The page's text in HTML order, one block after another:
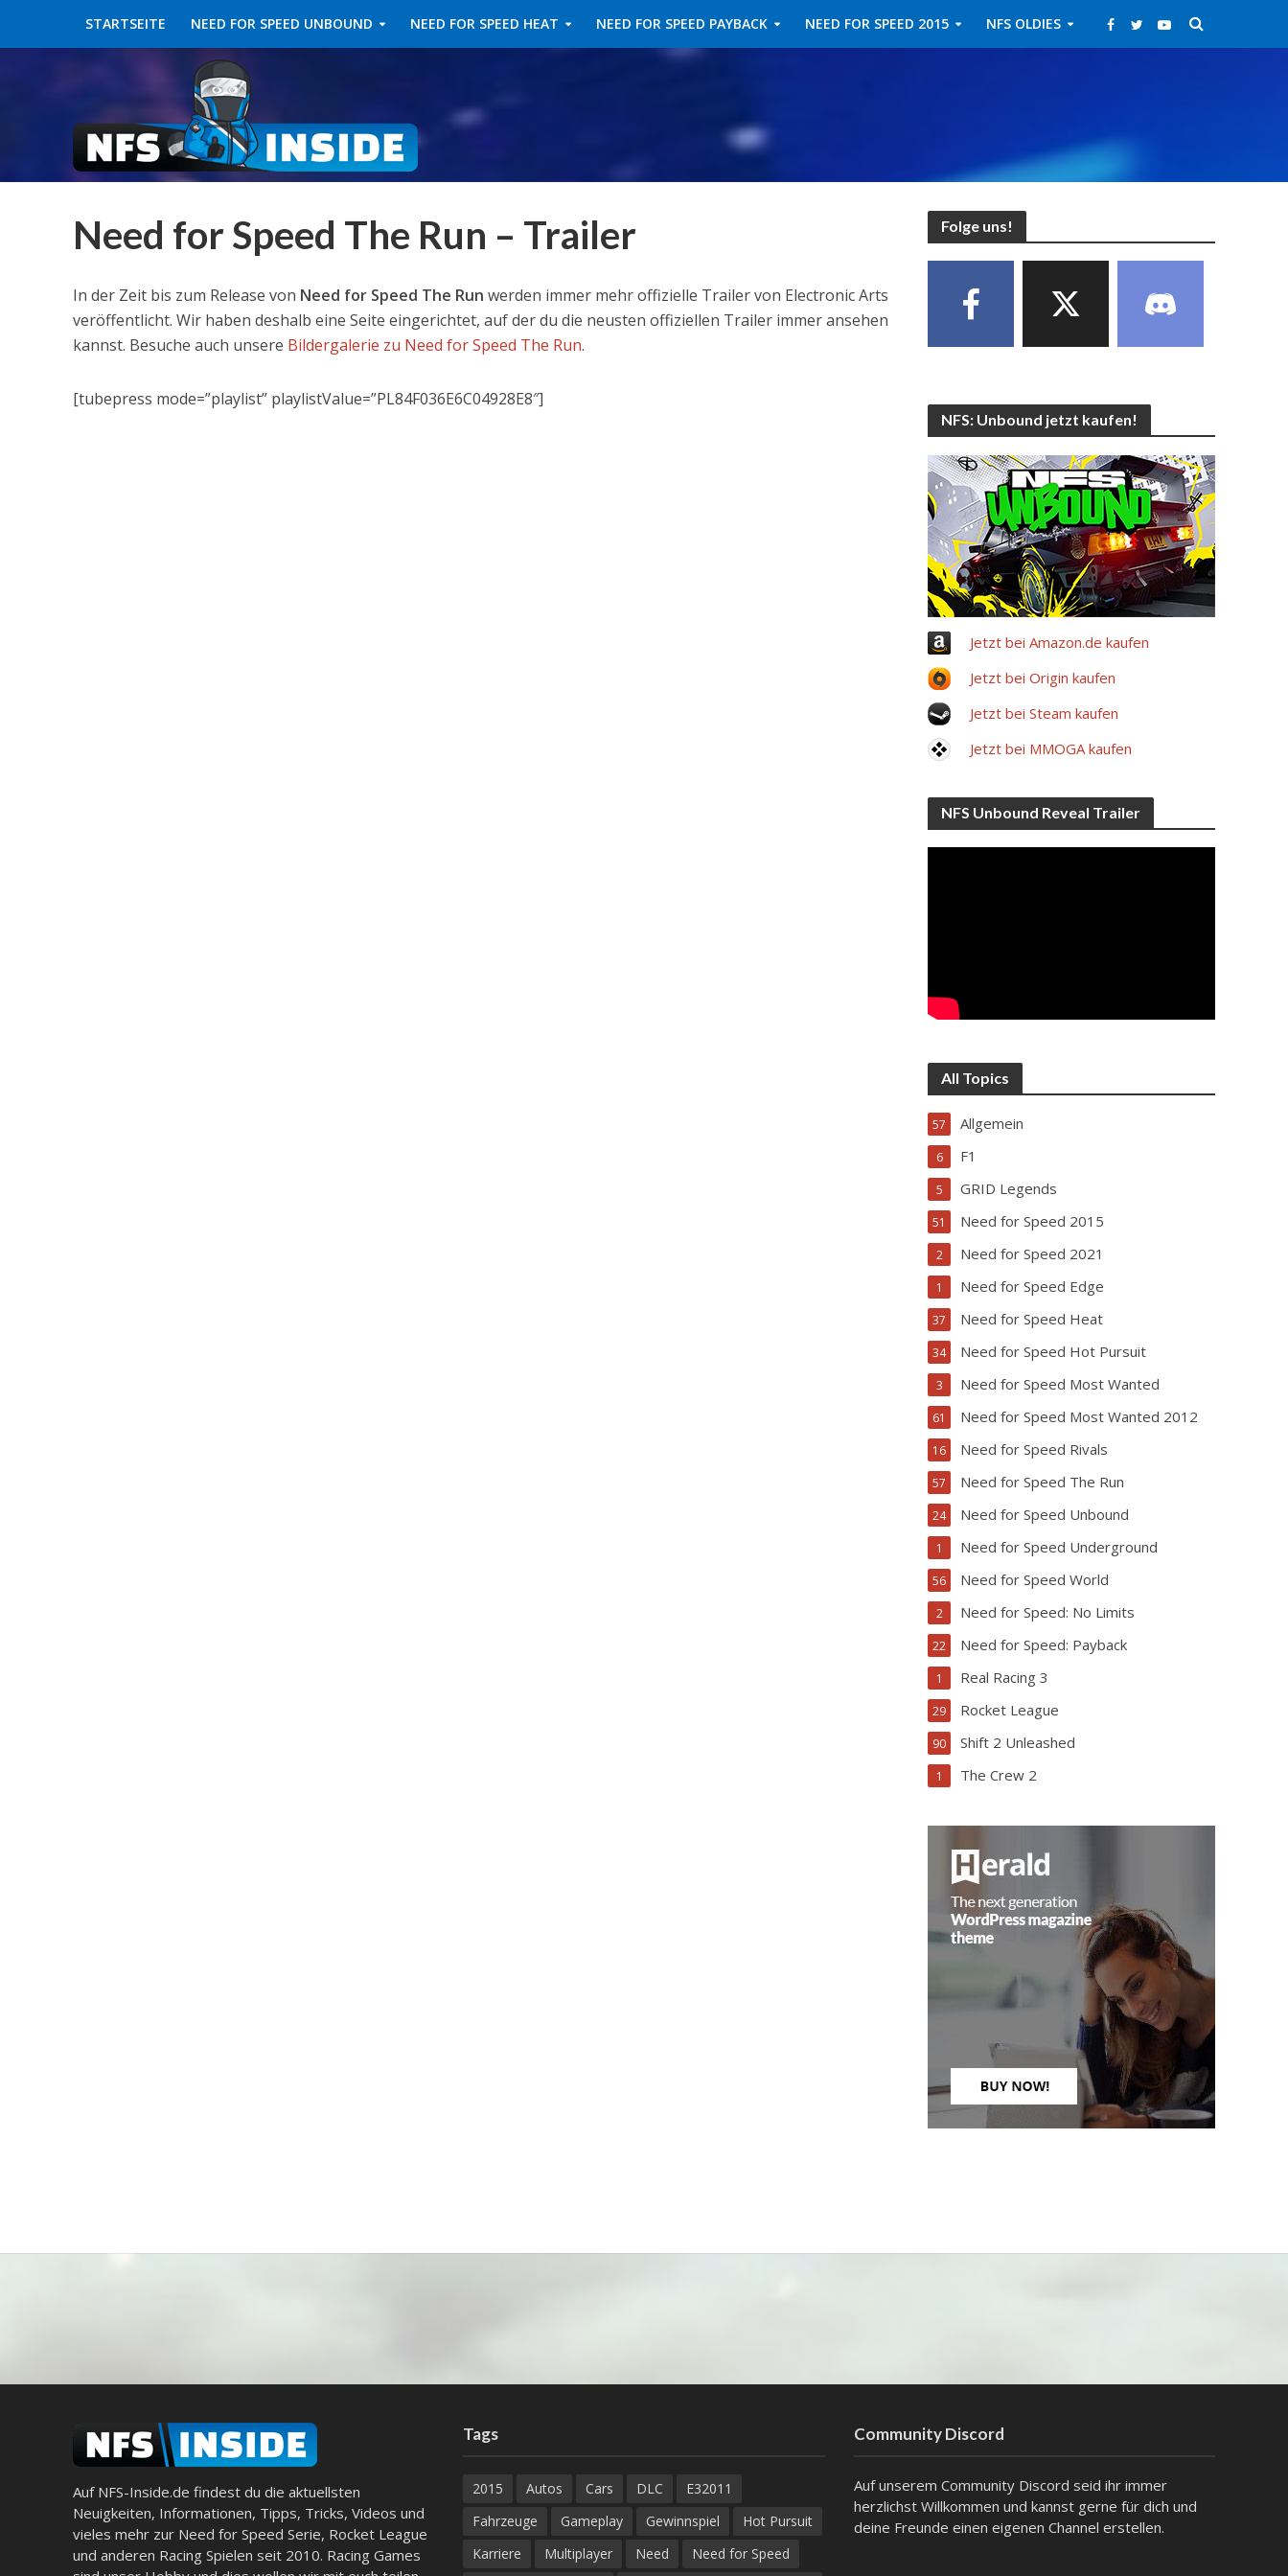
STARTSEITE NEED FOR SPEED UNBOUND NEED FOR SPEED HEAT NEED FOR SPEED PAYBACK NEED FOR SPEED 2015 NFS OLDIES
Need for Speed The Run – Trailer
In der Zeit bis zum Release von Need for Speed The Run werden immer mehr offizielle Trailer von Electronic Arts
veröffentlicht. Wir haben deshalb eine Seite eingerichtet, auf der du die neusten offiziellen Trailer immer ansehen
kannst. Besuche auch unsere Bildergalerie zu Need for Speed The Run.
[tubepress mode=”playlist” playlistValue=”PL84F036E6C04928E8″]
Folge uns!
NFS: Unbound jetzt kaufen!
Jetzt bei Amazon.de kaufen
Jetzt bei Origin kaufen
Jetzt bei Steam kaufen
Jetzt bei MMOGA kaufen
NFS Unbound Reveal Trailer
All Topics
Allgemein
57
F1
6
GRID Legends
5
Need for Speed 2015
51
Need for Speed 2021
2
Need for Speed Edge
1
Need for Speed Heat
37
Need for Speed Hot Pursuit
34
Need for Speed Most Wanted
3
Need for Speed Most Wanted 2012
61
Need for Speed Rivals
16
Need for Speed The Run
57
Need for Speed Unbound
24
Need for Speed Underground
1
Need for Speed World
56
Need for Speed: No Limits
2
Need for Speed: Payback
22
Real Racing 3
1
Rocket League
29
Shift 2 Unleashed
90
The Crew 2
1
Auf NFS-Inside.de findest du die aktuellsten
Neuigkeiten, Informationen, Tipps, Tricks, Videos und
vieles mehr zur Need for Speed Serie, Rocket League
und anderen Racing Spielen seit 2010. Racing Games
Tags
2015 Autos Cars DLC
E32011
Fahrzeuge
Gameplay Gewinnspiel
Hot Pursuit
Karriere
Multiplayer Need Need for Speed
Community Discord
Auf unserem Community Discord seid ihr immer
herzlichst Willkommen und kannst gerne für dich und
deine Freunde einen eigenen Channel erstellen.